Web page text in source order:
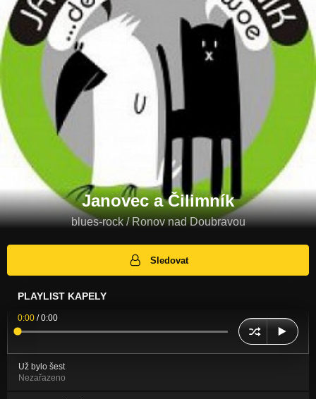
Janovec a Čilimník
blues-rock / Ronov nad Doubravou
Sledovat
PLAYLIST KAPELY
0:00 /0:00
Už bylo šest
Nezařazeno